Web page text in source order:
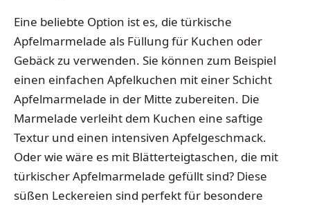
Eine beliebte Option ist es, die türkische
Apfelmarmelade als Füllung für Kuchen oder
Gebäck zu verwenden. Sie können zum Beispiel
einen einfachen Apfelkuchen mit einer Schicht
Apfelmarmelade in der Mitte zubereiten. Die
Marmelade verleiht dem Kuchen eine saftige
Textur und einen intensiven Apfelgeschmack.
Oder wie wäre es mit Blätterteigtaschen, die mit
türkischer Apfelmarmelade gefüllt sind? Diese
süßen Leckereien sind perfekt für besondere